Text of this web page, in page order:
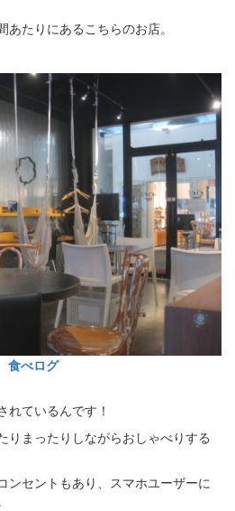
たりにあるこちらのお店。
食べログ
れているんです！
りまったりしながらおしゃべりする
ンセントもあり、スマホユーザーに